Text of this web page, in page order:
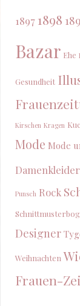
18971898
Bazar Ehe
Gesundheit
Kirschen Kragen
Mode Mode
Punsch Rock
Designer
Weihnachten
Frauen-